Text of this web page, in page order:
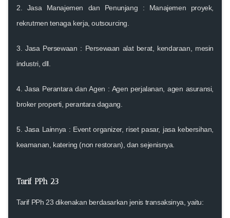
2. Jasa Manajemen dan Penunjang : Manajemen proyek,
rekrutmen tenaga kerja, outsourcing.
3. Jasa Persewaan : Persewaan alat berat, kendaraan, mesin
industri, dll.
4.Jasa Perantara dan Agen : Agen perjalanan, agen asuransi,
broker properti, perantara dagang.
5.Jasa Lainnya : Event organizer, riset pasar, jasa kebersihan,
keamanan, katering (non restoran), dan sejenisnya.
Tarif PPh 23
Tarif PPh 23 dikenakan berdasarkan jenis transaksinya, yaitu: